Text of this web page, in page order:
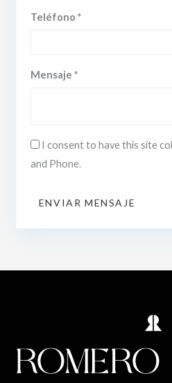
Teléfono *
Mensaje *
I consent to have this site
and Phone.
ENVIAR MENSAJE